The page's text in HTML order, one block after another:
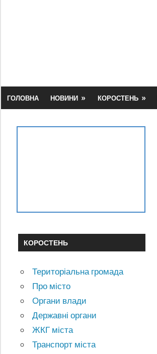
ГОЛОВНА НОВИНИ КОРОСТЕНЬ
КОРОСТЕНЬ
Територіальна громада
Про місто
Органи влади
Державні органи
ЖКГ міста
Транспорт міста